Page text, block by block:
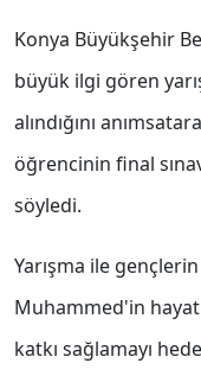
Konya Büyükşehir
büyük ilgi gören
alındığını
öğrencinin final
söyledi.
Yarışma ile
Muhammed'in
katkı sağlamayı